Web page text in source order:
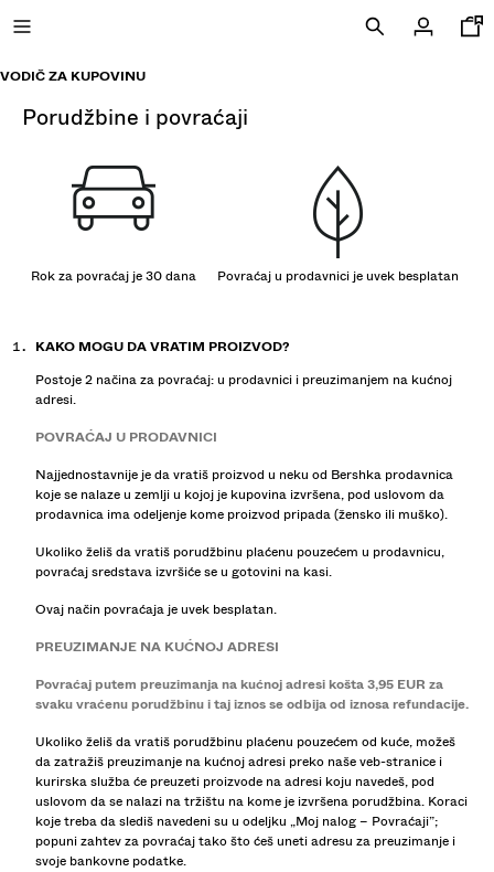
VODIČ ZA KUPOVINU
porudžbine i povraćaji
Rok za povraćaj je 30 dana Povraćaj u prodavnici je uvek besplatan
KAKO MOGU DA VRATIM PROIZVOD?
Postoje 2 načina za povraćaj: u prodavnici i preuzimanjem na kućnoj
adresi.
POVRAĆAJ U PRODAVNICI
Najjednostavnije je da vratiš proizvod u neku od Bershka prodavnica
koje se nalaze u zemlji u kojoj je kupovina izvršena, pod uslovom da
prodavnica ima odeljenje kome proizvod pripada (žensko ili muško).
Ukoliko želiš da vratiš porudžbinu plaćenu pouzećem u prodavnicu,
povraćaj sredstava izvršiće se u gotovini na kasi.
Ovaj način povraćaja je uvek besplatan.
PREUZIMANJE NA KUĆNOJ ADRESI
Povraćaj putem preuzimanja na kućnoj adresi košta 3,95 EUR za
svaku vraćenu porudžbinu i taj iznos se odbija od iznosa refundacije.
Ukoliko želiš da vratiš porudžbinu plaćenu pouzećem od kuće, možeš
da zatražiš preuzimanje na kućnoj adresi preko naše veb-stranice i
kurirska služba će preuzeti proizvode na adresi koju navedeš, pod
uslovom da se nalazi na tržištu na kome je izvršena porudžbina. Koraci
koje treba da slediš navedeni su u odeljku „Moj nalog – Povraćaji”;
popuni zahtev za povraćaj tako što ćeš uneti adresu za preuzimanje i
svoje bankovne podatke.
NOVO
CURATED BY
I POLO MAJICE
KOMPLETI
KOSTIMI
PROIZVODI
PONUDE
PROJEKTI
MUSIC
NEWSLETTER POMOĆ